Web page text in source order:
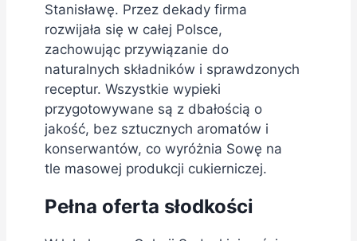
Stanisławę. Przez dekady firma
rozwijała się w całej Polsce,
zachowując przywiązanie do
naturalnych składników i sprawdzonych
receptur. Wszystkie wypieki
przygotowywane są z dbałością o
jakość, bez sztucznych aromatów i
konserwantów, co wyróżnia Sowę na
tle masowej produkcji cukierniczej.
Pełna oferta słodkości